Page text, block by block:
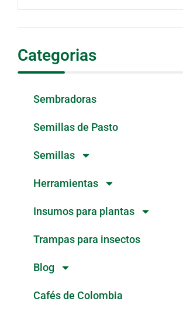
Categorias
Sembradoras
Semillas de Pasto
Semillas
Herramientas
Insumos para plantas
Trampas para insectos
Blog
Cafés de Colombia